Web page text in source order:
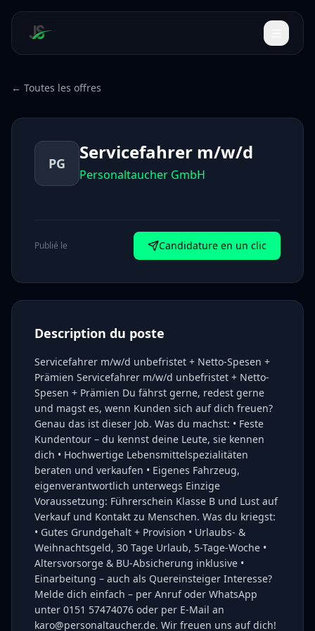
← Toutes les offres
PG Servicefahrer m/w/d
Personaltaucher GmbH
Publié le Candidature en un clic
Description du poste
Servicefahrer m/w/d unbefristet + Netto-Spesen +
Prämien Servicefahrer m/w/d unbefristet + Netto-
Spesen + Prämien Du fährst gerne, redest gerne
und magst es, wenn Kunden sich auf dich freuen?
Genau das ist dieser Job. Was du machst: • Feste
Kundentour – du kennst deine Leute, sie kennen
dich • Hochwertige Lebensmittelspezialitäten
beraten und verkaufen • Eigenes Fahrzeug,
eigenverantwortlich unterwegs Einzige
Voraussetzung: Führerschein Klasse B und Lust auf
Verkauf und Kontakt zu Menschen. Was du kriegst:
• Gutes Grundgehalt + Provision • Urlaubs- &
Weihnachtsgeld, 30 Tage Urlaub, 5-Tage-Woche •
Altersvorsorge & BU-Absicherung inklusive •
Einarbeitung – auch als Quereinsteiger Interesse?
Melde dich einfach – per Anruf oder WhatsApp
unter 0151 57474076 oder per E-Mail an
karo@personaltaucher.de. Wir freuen uns auf dich!